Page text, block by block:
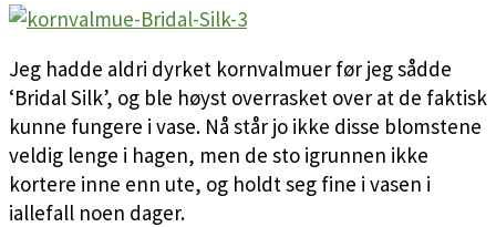
Jeg hadde aldri dyrket kornvalmuer før jeg sådde
‘Bridal Silk’, og ble høyst overrasket over at de faktisk
kunne fungere i vase. Nå står jo ikke disse blomstene
veldig lenge i hagen, men de sto igrunnen ikke
kortere inne enn ute, og holdt seg fine i vasen i
iallefall noen dager.